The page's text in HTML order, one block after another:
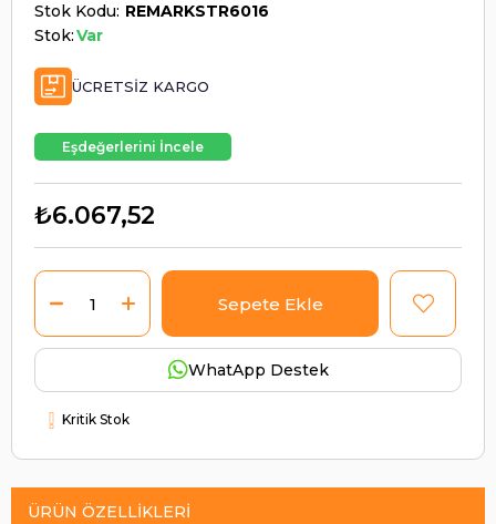
Stok Kodu REMARKSTR6016
Stok:Var
ÜCRETSIZ KARGO
Eşdeğerlerini İncele
₺6.067,52
WhatApp Destek
Kritik Stok
ÜRÜN ÖZELLIKLERI